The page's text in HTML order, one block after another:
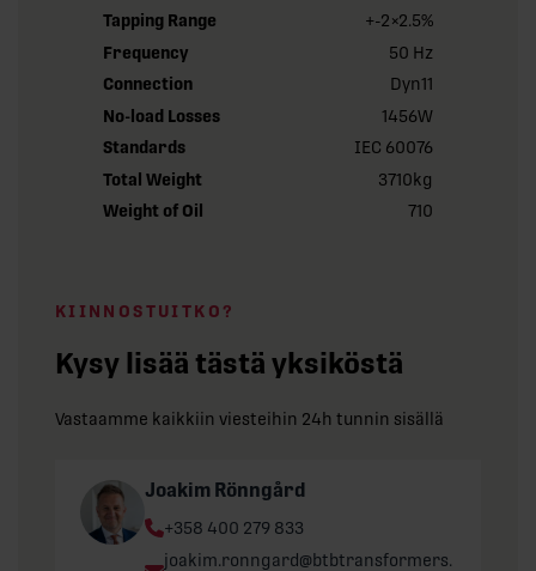
Tapping Range
+-2×2.5%
Frequency
50 Hz
Connection
Dyn11
No-load Losses
1456W
Standards
IEC 60076
Total Weight
3710kg
Weight of Oil
710
KIINNOSTUITKO?
Kysy lisää tästä yksiköstä
Vastaamme kaikkiin viesteihin 24h tunnin sisällä
Joakim Rönngård
Phone:
+358 400 279 833
Email:
joakim.ronngard@btbtransformers.